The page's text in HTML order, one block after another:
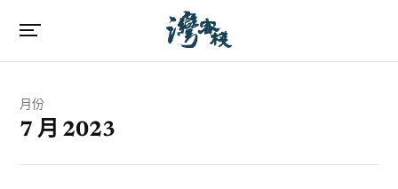
月份
7 月 2023